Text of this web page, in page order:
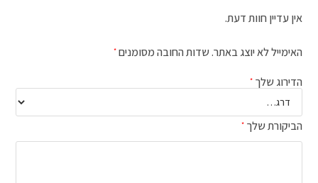
אין עדיין חוות דעת.
האימייל לא יוצג באתר.שדות החובה מסומנים*
הדירוג שלך*
הביקורת שלך*